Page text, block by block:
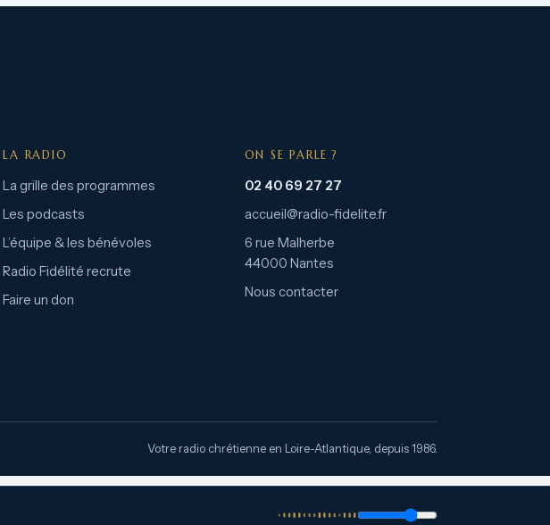
LA RADIO
La grille des programmes
Les podcasts
L’équipe & les bénévoles
Radio Fidélité recrute
Faire un don
ON SE PARLE ?
02 40 69 27 27
accueil@radio-fidelite.fr
6 rue Malherbe
44000 Nantes
Nous contacter
Votre radio chrétienne en Loire-Atlantique, depuis 1986.